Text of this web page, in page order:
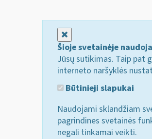
Šioje svetainėje
Jūsų sutikimas. Taip pat
interneto naršyklės
Būtinieji slapukai
Naudojami sklandžiam
pagrindines svetainės
negali tinkamai veikti.